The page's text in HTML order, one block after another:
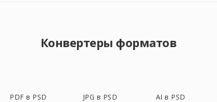
Конвертеры форматов
PDF в PSD JPG в PSD AI в PSD